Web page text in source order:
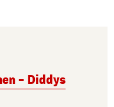
– Diddys